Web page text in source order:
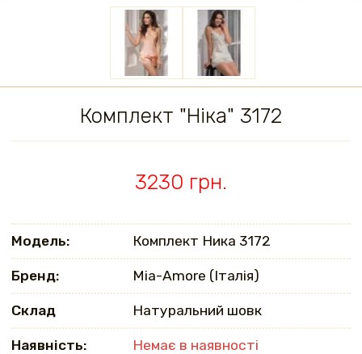
Комплект "Ніка" 3172
3230 грн.
Модель: Комплект Ника 3172
Бренд: Mia-Amore (Італія)
Склад Натуральний шовк
Наявність: Немає в наявності